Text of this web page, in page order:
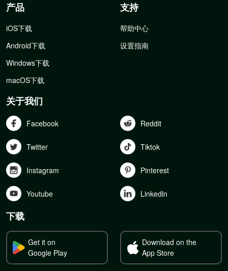
产品
iOS下载
Android下载
Windows下载
macOS下载
支持
帮助中心
设置指南
关于我们
Facebook Reddit
Twitter Tiktok
Instagram Pinterest
Youtube Linkedln
下载
Get it on
Google Play
Download on the
App Store